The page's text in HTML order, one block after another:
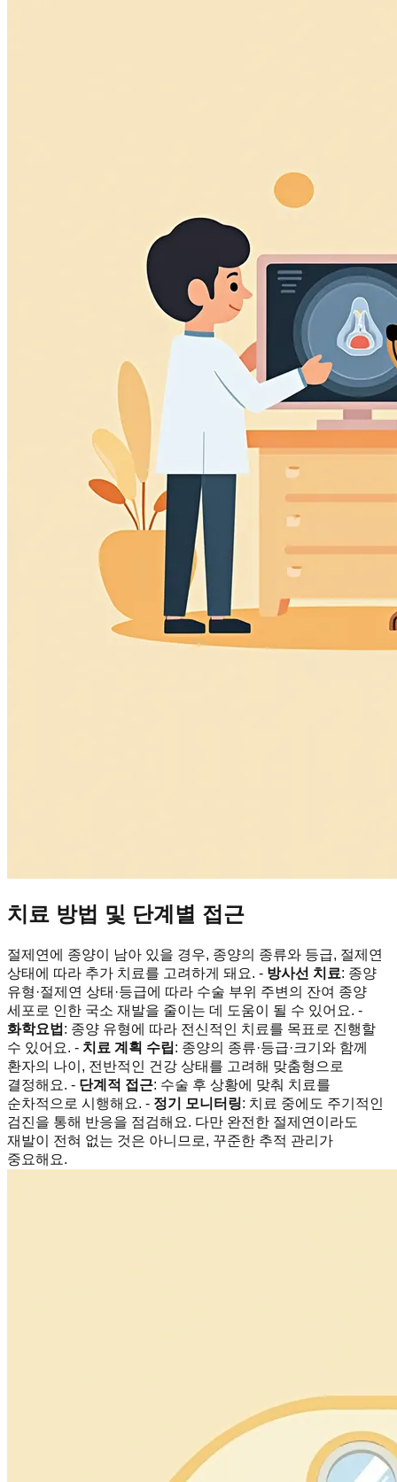
치료 방법 및 단계별 접근
절제연에 종양이 남아 있을 경우, 종양의 종류와 등급, 절제연
상태에 따라 추가 치료를 고려하게 돼요. - 방사선 치료: 종양
유형·절제연 상태·등급에 따라 수술 부위 주변의 잔여 종양
세포로 인한 국소 재발을 줄이는 데 도움이 될 수 있어요. -
화학요법 : 종양 유형에 따라 전신적인 치료를 목표로 진행할
수 있어요. - 치료 계획 수립: 종양의 종류·등급·크기와 함께
환자의 나이, 전반적인 건강 상태를 고려해 맞춤형으로
결정해요. - 단계적 접근: 수술 후 상황에 맞춰 치료를
순차적으로 시행해요. - 정기 모니터링: 치료 중에도 주기적인
검진을 통해 반응을 점검해요. 다만 완전한 절제연이라도
재발이 전혀 없는 것은 아니므로, 꾸준한 추적 관리가
중요해요.